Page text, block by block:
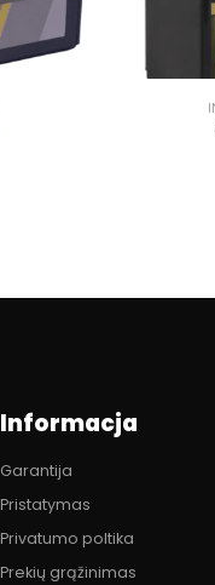
Informacja
Garantija
Pristatymas
Privatumo poltika
Prekių grąžinimas